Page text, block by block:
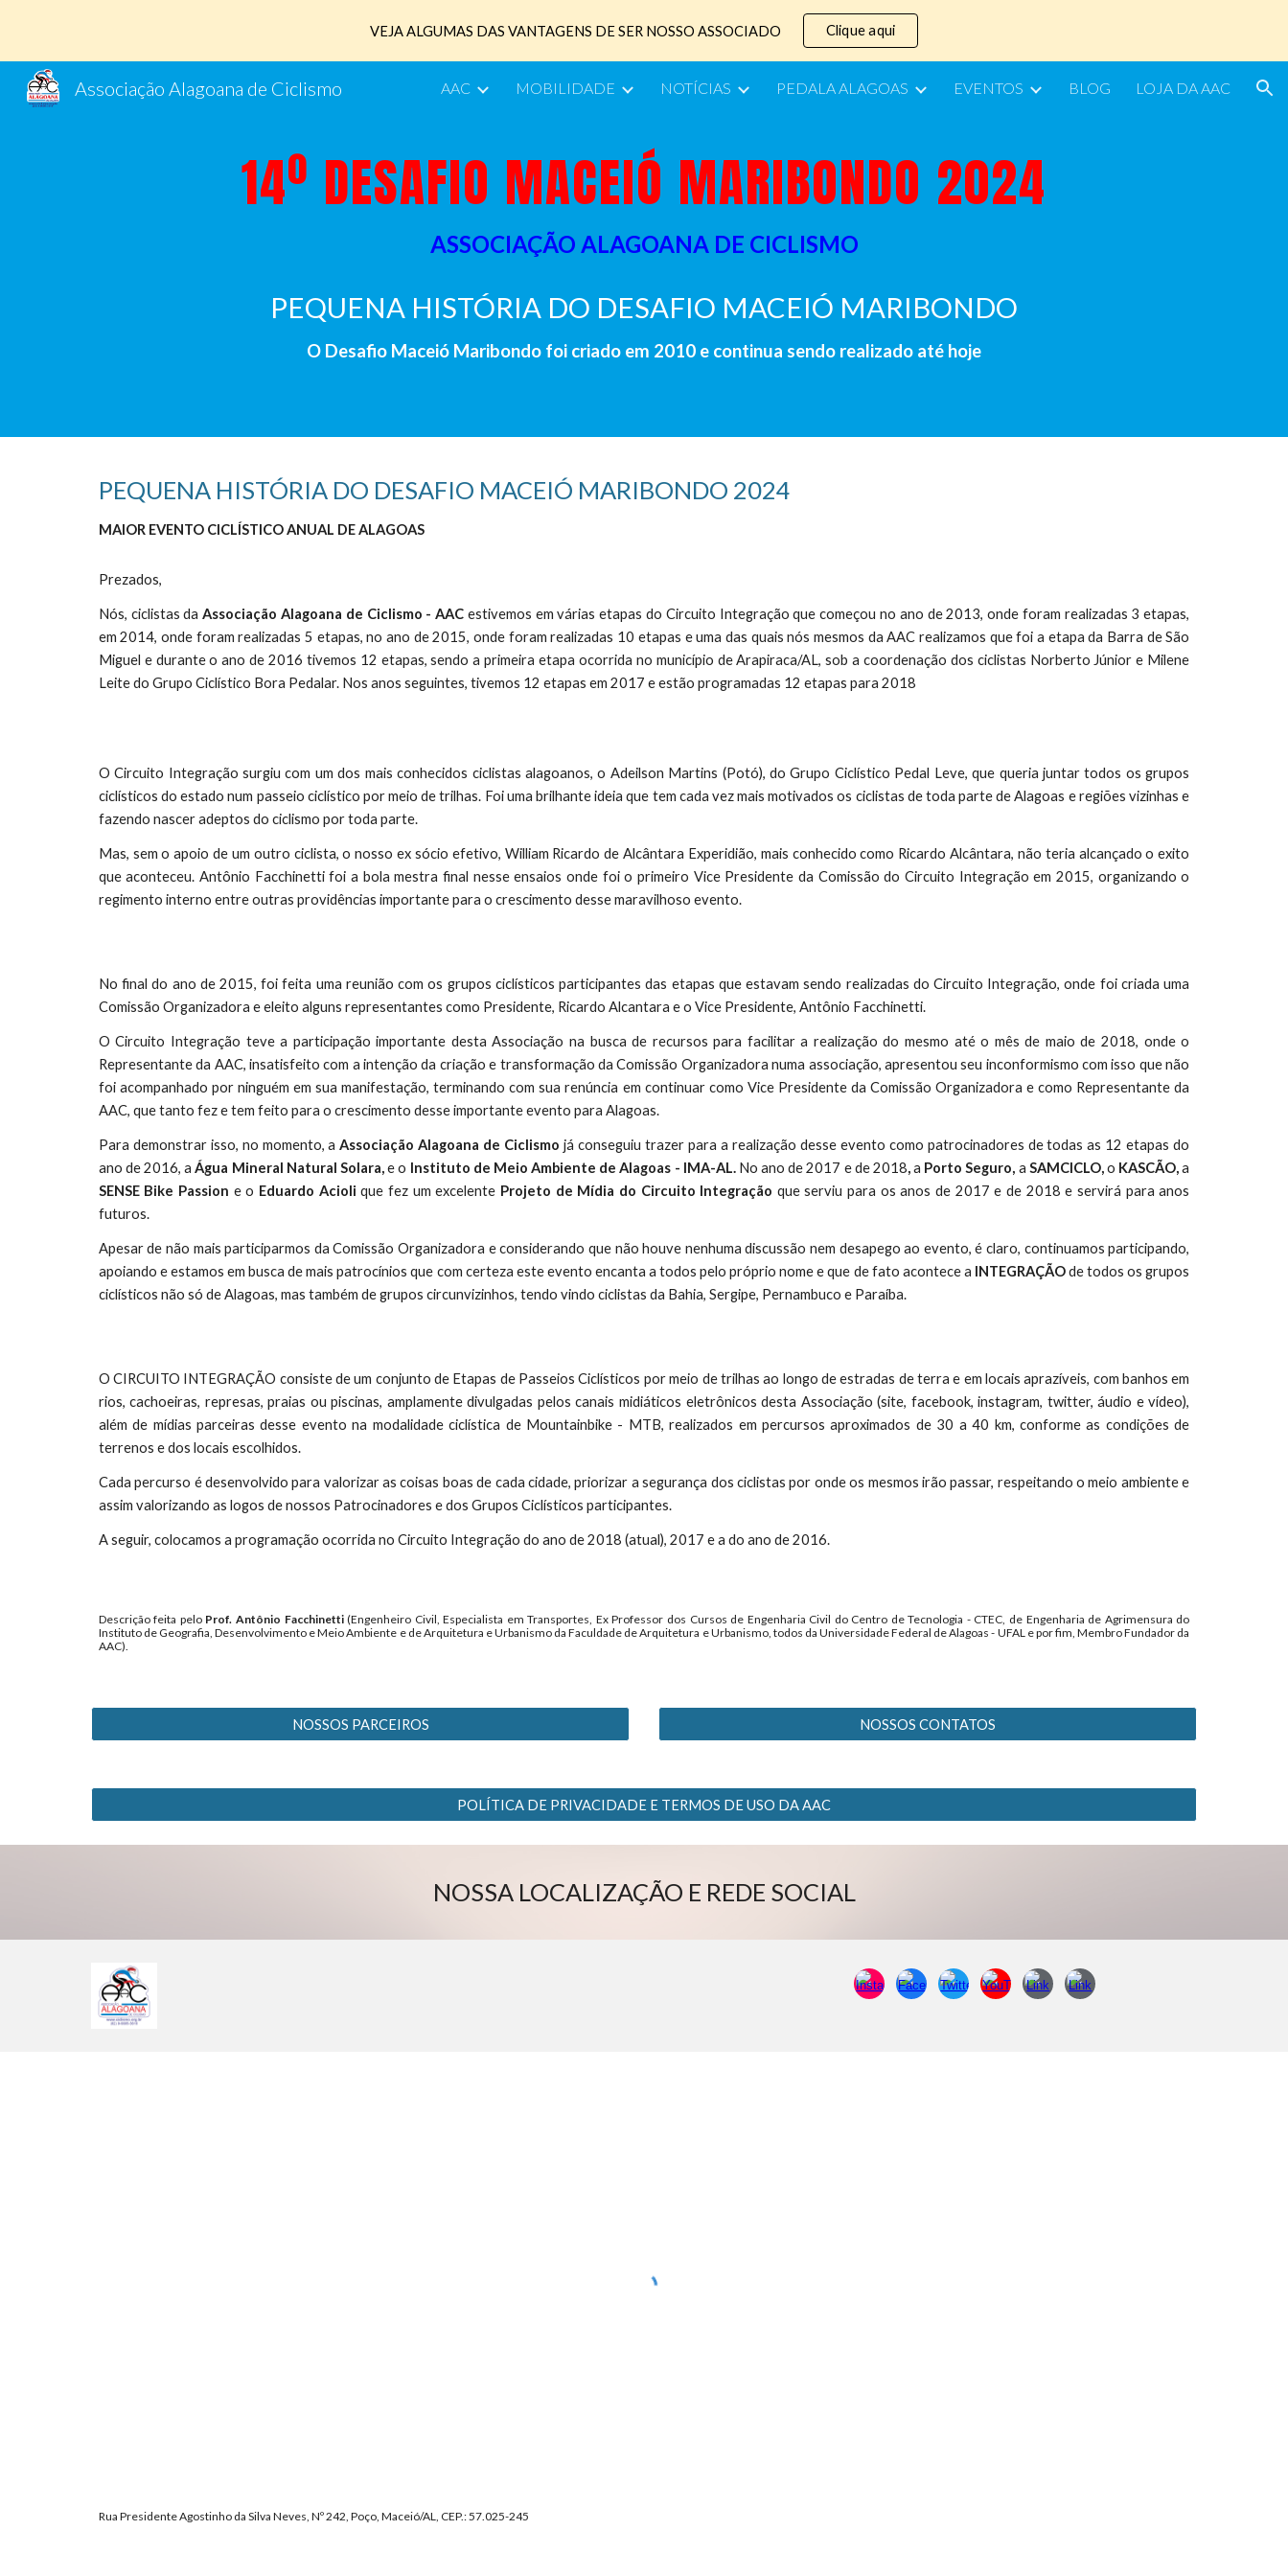
Skip to main content Skip to navigation
VEJA ALGUMAS DAS VANTAGENS DE SER NOSSO ASSOCIADO Clique aqui
Associação Alagoana de Ciclismo AAC MOBILIDADE NOTÍCIAS PEDALA ALAGOAS EVENTOS BLOG LOJA DA AAC
14º DESAFIO MACEIÓ MARIBONDO 2024
ASSOCIAÇÃO ALAGOANA DE CICLISMO
PEQUENA HISTÓRIA DO DESAFIO MACEIÓ MARIBONDO
O Desafio Maceió Maribondo foi criado em 2010 e continua sendo realizado até hoje
PEQUENA HISTÓRIA DO DESAFIO MACEIÓ MARIBONDO 2024
MAIOR EVENTO CICLÍSTICOANUAL DE ALAGOAS
Prezados,
Nós, ciclistas daAssociação Alagoana de Ciclismo - AAC estivemos em várias etapas do Circuito Integração que começou no ano de 2013, onde foram realizadas 3 etapas,
em 2014, onde foram realizadas 5 etapas, no ano de 2015, onde foram realizadas 10 etapas e uma das quais nós mesmos da AAC realizamos que foi a etapa da Barra de São
Miguel e durante o ano de 2016 tivemos 12 etapas, sendo a primeira etapa ocorrida no município de Arapiraca/AL, sob a coordenação dos ciclistas Norberto Júnior e Milene
Leite do Grupo Ciclístico Bora Pedalar. Nos anos seguintes, tivemos 12 etapas em 2017 e estão programadas 12 etapas para 2018
O Circuito Integração surgiu com um dos mais conhecidos ciclistas alagoanos, o Adeilson Martins (Potó), do Grupo Ciclístico Pedal Leve, que queria juntar todos os grupos
ciclísticos do estado num passeio ciclístico por meio de trilhas. Foi uma brilhante ideia que tem cada vez mais motivados os ciclistas de toda parte de Alagoas e regiões vizinhas e
fazendo nascer adeptos do ciclismo por toda parte.
Mas, sem o apoio de um outro ciclista, o nosso ex sócio efetivo, ‭William Ricardo de Alcântara Experidião‬, mais conhecido como Ricardo Alcântara, não teria alcançado o exito
que aconteceu. Antônio Facchinetti foi a bola mestra final nesse ensaios onde foi o primeiro Vice Presidente da Comissão do Circuito Integração em 2015, organizando o
regimento interno entre outras providências importante para o crescimento desse maravilhoso evento.
No final do ano de 2015, foi feita uma reunião com os grupos ciclísticos participantes das etapas que estavam sendo realizadas do Circuito Integração, onde foi criada uma
Comissão Organizadora e eleito alguns representantes como Presidente, Ricardo Alcantara e o Vice Presidente, Antônio Facchinetti.
O Circuito Integração teve a participação importante desta Associação na busca de recursos para facilitar a realização do mesmo até o mês de maio de 2018, onde o
Representante da AAC, insatisfeito com a intenção da criação e transformação da Comissão Organizadora numa associação, apresentou seu inconformismo com isso que não
foi acompanhado por ninguém em sua manifestação, terminando com sua renúncia em continuar como Vice Presidente da Comissão Organizadora e como Representante da
AAC, que tanto fez e tem feito para o crescimento desse importante evento para Alagoas.
Para demonstrar isso, no momento, aAssociação Alagoana de Ciclismo já conseguiu trazer para a realização desse evento como patrocinadores de todas as 12 etapas do
ano de 2016, aÁgua Mineral Natural Solara,e o Instituto de Meio Ambiente de Alagoas - IMA-AL. No ano de 2017 e de 2018,a Porto Seguro, a SAMCICLO,o KASCÃO,a
SENSE Bike Passion e o Eduardo Acioli que fez um excelente Projeto de Mídia do Circuito Integração que serviu para os anos de 2017 e de 2018 e servirá para anos
futuros.
Apesar de não mais participarmos da Comissão Organizadora e considerando que não houve nenhuma discussão nem desapego ao evento, é claro, continuamos participando,
apoiando e estamos em busca de mais patrocínios que com certeza este evento encanta a todos pelo próprio nome e que de fato acontece a INTEGRAÇÃOde todos os grupos
ciclísticos não só de Alagoas, mas também de grupos circunvizinhos, tendo vindo ciclistas da Bahia, Sergipe, Pernambuco e Paraíba.
O CIRCUITO INTEGRAÇÃO consiste de um conjunto de Etapas de Passeios Ciclísticos por meio de trilhas ao longo de estradas de terra e em locais aprazíveis, com banhos em
rios, cachoeiras, represas, praias ou piscinas, amplamente divulgadas pelos canais midiáticos eletrônicos desta Associação (site, facebook, instagram, twitter, áudio e vídeo),
além de mídias parceiras desse evento na modalidade ciclística de Mountainbike - MTB, realizados em percursos aproximados de 30 a 40 km, conforme as condições de
terrenos e dos locais escolhidos.
Cada percurso é desenvolvido para valorizar as coisas boas de cada cidade, priorizar a segurança dos ciclistas por onde os mesmos irão passar, respeitando o meio ambiente e
assim valorizando as logos de nossos Patrocinadores e dos Grupos Ciclísticos participantes.
A seguir, colocamos a programação ocorrida no Circuito Integração do ano de 2018 (atual), 2017 e a do ano de 2016.
Descrição feita pelo Prof. Antônio Facchinetti(Engenheiro Civil, Especialista em Transportes, Ex Professor dos Cursos de Engenharia Civil do Centro de Tecnologia - CTEC, de Engenharia de Agrimensura do
Instituto de Geografia, Desenvolvimento e Meio Ambiente e de Arquitetura e Urbanismo da Faculdade de Arquitetura e Urbanismo, todos da Universidade Federal de Alagoas - UFAL e por fim, Membro Fundador da
AAC).
NOSSOS PARCEIROS NOSSOS CONTATOS
POLÍTICA DE PRIVACIDADE E TERMOS DE USO DA AAC
NOSSA LOCALIZAÇÃO E REDE SOCIAL
Rua Presidente Agostinho da Silva Neves, Nº 242, Poço, Maceió/AL, CEP.: 57.025-245